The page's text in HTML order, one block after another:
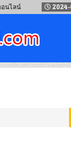
2024-05-19